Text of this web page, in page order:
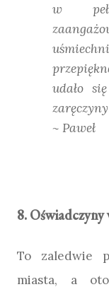
w
udało
~ Paweł
8.
To zaledwie
miasta, a